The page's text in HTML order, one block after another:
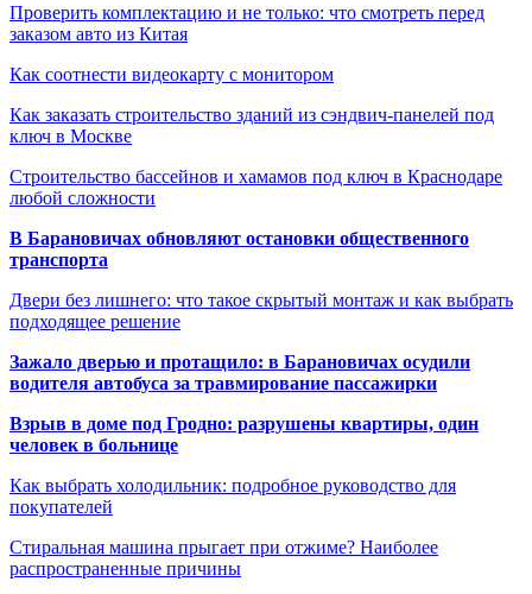
Проверить комплектацию и не только: что смотреть перед
заказом авто из Китая
Как соотнести видеокарту с монитором
Как заказать строительство зданий из сэндвич-панелей под
ключ в Москве
Строительство бассейнов и хамамов под ключ в Краснодаре
любой сложности
В Барановичах обновляют остановки общественного
транспорта
Двери без лишнего: что такое скрытый монтаж и как выбрать
подходящее решение
Зажало дверью и протащило: в Барановичах осудили
водителя автобуса за травмирование пассажирки
Взрыв в доме под Гродно: разрушены квартиры, один
человек в больнице
Как выбрать холодильник: подробное руководство для
покупателей
Стиральная машина прыгает при отжиме? Наиболее
распространенные причины